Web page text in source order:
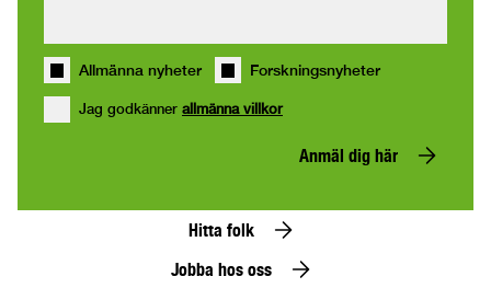
Allmänna nyheter Forskningsnyheter
Jag godkänner allmänna villkor
Anmäl dig här
Hitta folk
Jobba hos oss